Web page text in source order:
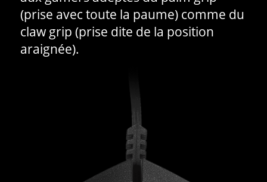
(prise avec toute la paume) comme du
claw grip (prise dite de la position
araignée).